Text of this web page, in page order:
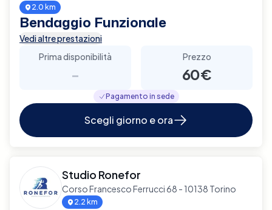
2.0 km
Bendaggio Funzionale
Vedi altre prestazioni
Prima disponibilità
-
Prezzo
60€
Pagamento in sede
Scegli giorno e ora
Studio Ronefor
Corso Francesco Ferrucci 68 - 10138 Torino
2.2 km